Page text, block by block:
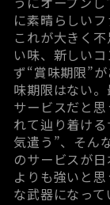
に素晴らしいフ
これが大きく
い味、新しい
ず“賞味期限”
味期限はない
サービスだと
れて辿り着ける
気遣う”、そん
のサービスが
よりも強いと
な武器になって